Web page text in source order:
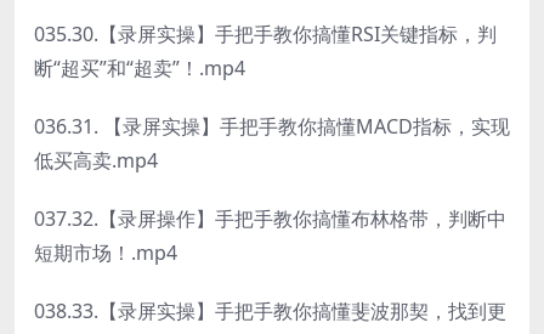
035.30.【录屏实操】手把手教你搞懂RSI关键指标，判
断“超买”和“超卖”！.mp4
036.31. 【录屏实操】手把手教你搞懂MACD指标，实现
低买高卖.mp4
037.32.【录屏操作】手把手教你搞懂布林格带，判断中
短期市场！.mp4
038.33.【录屏实操】手把手教你搞懂斐波那契，找到更